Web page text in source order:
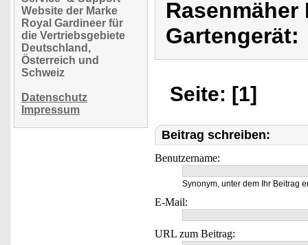
Website der Marke
Royal Gardineer für
die Vertriebsgebiete
Deutschland,
Österreich und
Schweiz
Datenschutz
Impressum
Gartengerät:
Seite: [1]
Beitrag schreiben:
Benutzername:
Synonym, unter dem Ihr Beitrag
E-Mail:
URL zum Beitrag: